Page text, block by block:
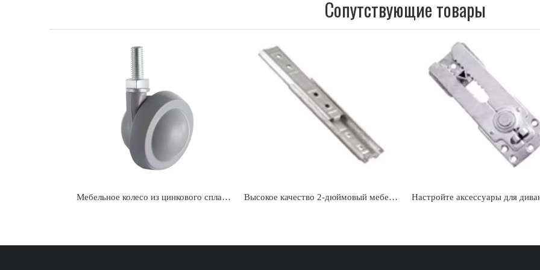
Сопутствующие товары
Мебельное колесо из цинкового сплава M8 M10 с резьбой 15 мм, поворотный ролик со стержнем Высокое качество 2-дюймовый мебельный диван-кровать железный разъем